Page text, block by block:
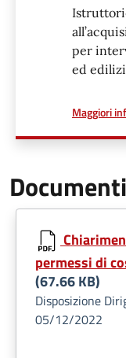
per
ed
Maggiori
Documenti
permessi di
(67.66 KB)
Disposizione
05/12/2022